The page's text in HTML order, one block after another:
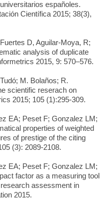
españoles.
Científica 2015; 38(3),
D, Aguilar-Moya, R;
analysis of duplicate
2015, 9: 570–576.
M. Bolaños; R.
scientific reserach on
2015; 105 (1):295-309.
EA; Peset F; Gonzalez LM;
properties of weighted
of prestige of the citing
(3): 2089-2108.
EA; Peset F; Gonzalez LM;
factor as a measuring tool
assessment in
2015.